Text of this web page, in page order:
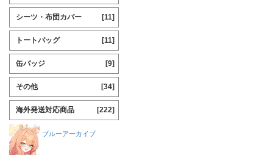
シーツ・布団カバー [11]
トートバッグ [11]
缶バッジ [9]
その他 [34]
海外発送対応商品 [222]
ブルーアーカイブ